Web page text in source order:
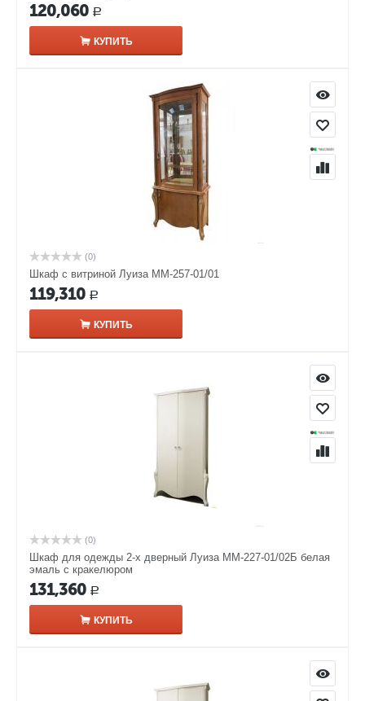
120,060 Р
КУПИТЬ
(0)
Шкаф с витриной Луиза ММ-257-01/01
119,310 Р
КУПИТЬ
(0)
Шкаф для одежды 2-х дверный Луиза ММ-227-01/02Б белая
эмаль с кракелюром
131,360 Р
КУПИТЬ